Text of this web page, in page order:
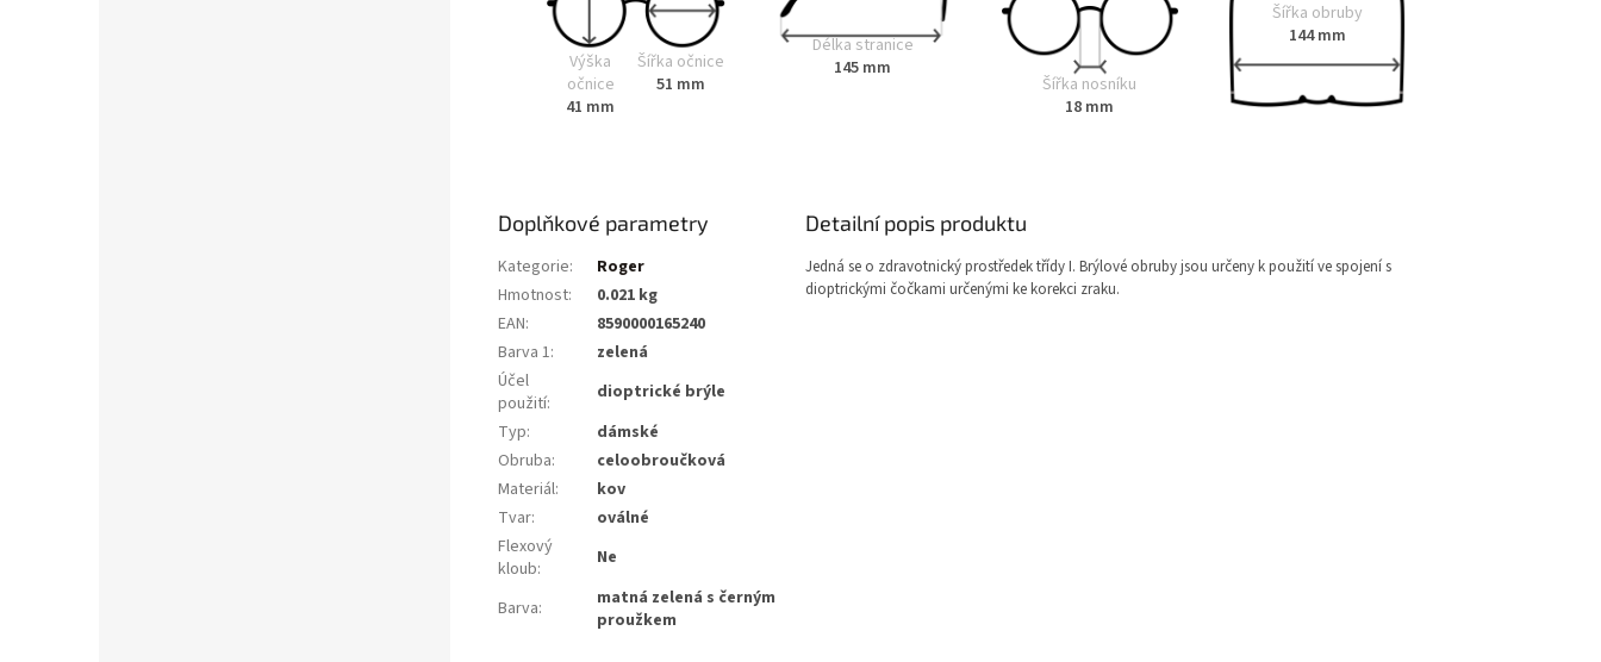
Výška
očnice
41 mm
Šířka očnice
51 mm
Délka stranice
145 mm
Šířka nosníku
18 mm
Šířka obruby
144 mm
Doplňkové parametry
Kategorie:
Roger
Hmotnost:
0.021 kg
EAN:
8590000165240
Barva 1:
zelená
Účel
použití:
dioptrické brýle
Typ:
dámské
Obruba:
celoobroučková
Materiál:
kov
Tvar:
oválné
Flexový
kloub: Ne
Barva:
matná zelená s černým
proužkem
Detailní popis produktu
Jedná se o zdravotnický prostředek třídy I. Brýlové obruby jsou určeny k použití ve spojení s
dioptrickými čočkami určenými ke korekci zraku.